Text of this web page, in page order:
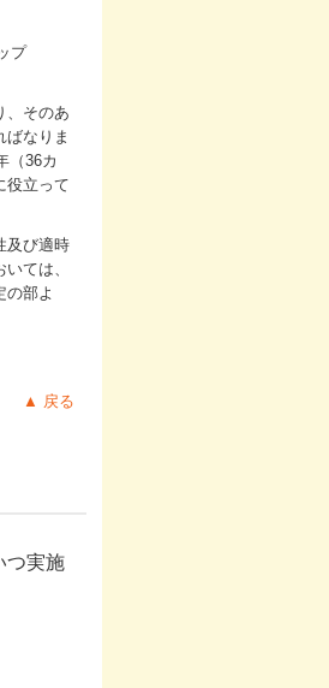
、そのあ
ばなりま
（36カ
役立って
及び適時
ては、
の部よ
▲ 戻る
つ実施